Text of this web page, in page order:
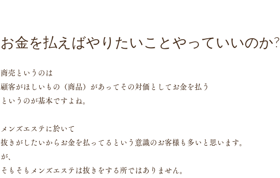
お金を払えばやりたいことやっていいのか?
商売というのは
顧客がほしいもの（商品）があってその対価としてお金を払う
というのが基本ですよね。
メンズエステに於いて
抜きがしたいからお金を払ってるという意識のお客様も多いと思います。
が、
そもそもメンズエステは抜きをする所ではありません。